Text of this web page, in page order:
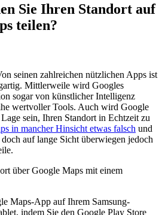
Sie Ihren Standort auf
teilen?
seinen zahlreichen nützlichen Apps ist
Mittlerweile wird Googles
sogar von künstlicher Intelligenz
wertvoller Tools. Auch wird Google
sein, Ihren Standort in Echtzeit zu
in mancher Hinsicht etwas falsch und
auf lange Sicht überwiegen jedoch
über Google Maps mit einem
Maps-App auf Ihrem Samsung-
indem Sie den Google Play Store